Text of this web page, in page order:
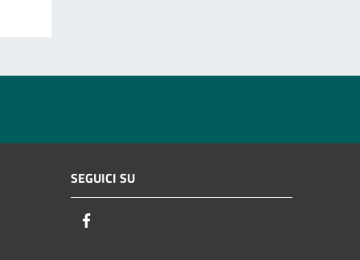
SEGUICI SU